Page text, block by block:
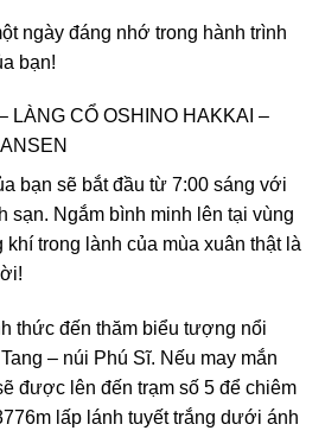
ngày đáng nhớ trong hành trình
bạn!
LÀNG CỔ OSHINO HAKKAI –
bạn sẽ bắt đầu từ 7:00 sáng với
sạn. Ngắm bình minh lên tại vùng
khí trong lành của mùa xuân thật là
thức đến thăm biểu tượng nổi
– núi Phú Sĩ. Nếu may mắn
được lên đến trạm số 5 để chiêm
lấp lánh tuyết trắng dưới ánh